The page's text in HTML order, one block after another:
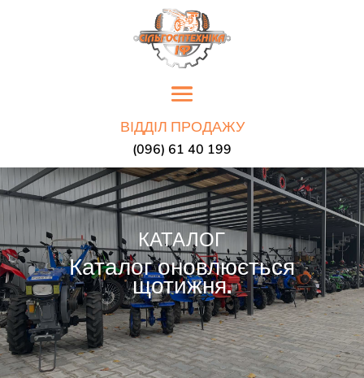
ВІДДІЛ ПРОДАЖУ
(096) 61 40 199
КАТАЛОГ
Каталог оновлюється
щотижня.